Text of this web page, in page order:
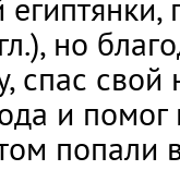
но
спас
и помог
попали